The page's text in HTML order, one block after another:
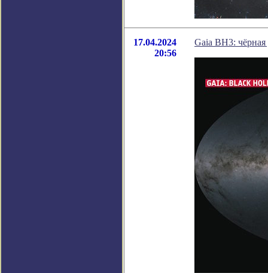
17.04.2024
20:56
Gaia BH3: